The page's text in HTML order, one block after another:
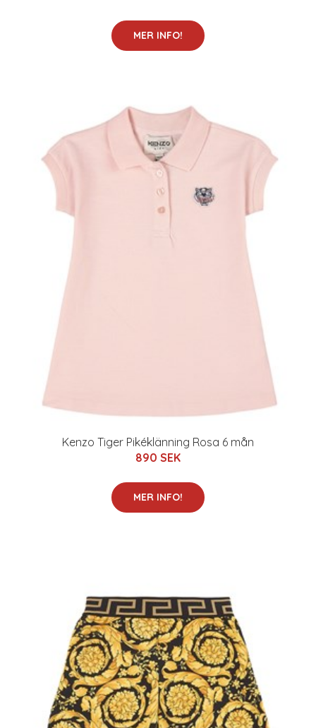
MER INFO!
Kenzo Tiger Pikéklänning Rosa 6 mån
890 SEK
MER INFO!